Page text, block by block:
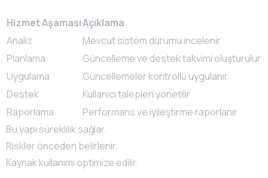
Hizmet AşamasıAçıklama
Analiz
Mevcut sistem durumu incelenir
Planlama
Güncelleme ve destek takvimi oluşturulur
Uygulama
Güncellemeler kontrollü uygulanır
Destek
Kullanıcı talepleri yönetilir
Raporlama
Performans ve iyileştirme raporlanır
Bu yapı süreklilik sağlar.
Riskler önceden belirlenir.
Kaynak kullanımı optimize edilir.